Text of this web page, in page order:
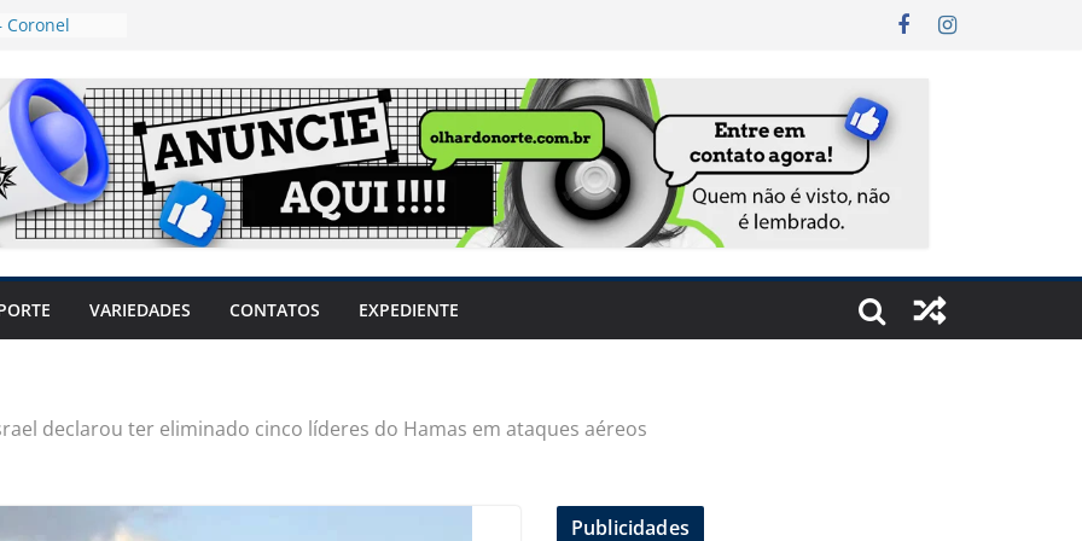
Coronel
mulheres
travar o
produtores
sem
sintomas,
VARIEDADES CONTATOS EXPEDIENTE
declarou ter eliminado cinco líderes do Hamas em ataques aéreos
Publicidades